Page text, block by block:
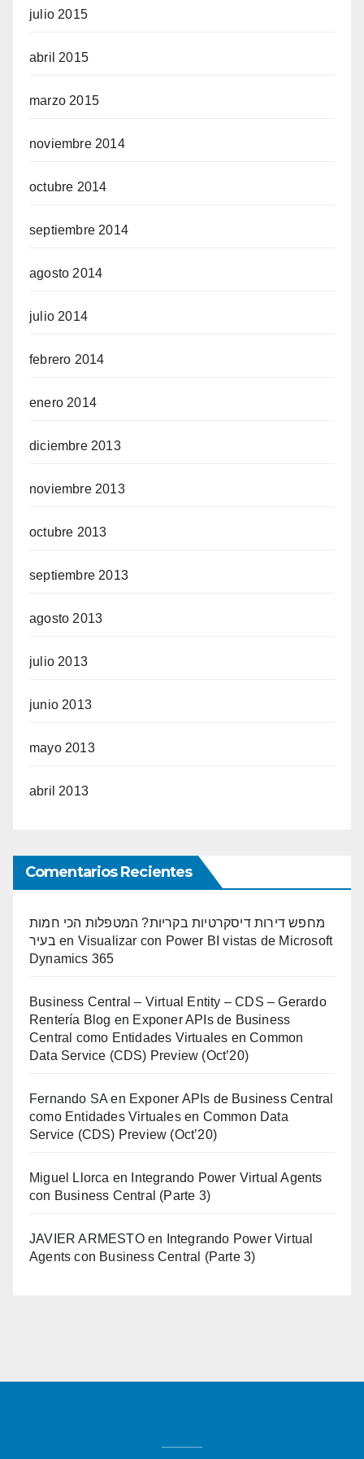
julio 2015
abril 2015
marzo 2015
noviembre 2014
octubre 2014
septiembre 2014
agosto 2014
julio 2014
febrero 2014
enero 2014
diciembre 2013
noviembre 2013
octubre 2013
septiembre 2013
agosto 2013
julio 2013
junio 2013
mayo 2013
abril 2013
Comentarios Recientes
מחפש דירות דיסקרטיות בקריות? המטפלות הכי חמות
בעיר en Visualizar con Power BI vistas de Microsoft
Dynamics 365
Business Central – Virtual Entity – CDS – Gerardo
Rentería Blog en Exponer APIs de Business
Central como Entidades Virtuales en Common
Data Service (CDS) Preview (Oct’20)
Fernando SA en Exponer APIs de Business Central
como Entidades Virtuales en Common Data
Service (CDS) Preview (Oct’20)
Miguel Llorca en
Integrando Power Virtual Agents
con Business Central (Parte 3)
JAVIER ARMESTOen
Integrando Power Virtual
Agents con Business Central (Parte 3)